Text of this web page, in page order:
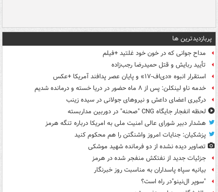
پربازدیدترین ها
مداح جوانی که در خون خود غلتید +فیلم
تأیید ربایش و قتل حمیدرضا رجب‌زاده
استقرار انبوه «دی‌اف‑۱۷» و پایان عصر پدافند آمریکا +عکس
خدمه ناو لینکلن: پس از ۸ ماه حضور در دریا خسته و درمانده‌ شدیم
درگیری اعضای داعش و نیروهای جولانی در سیده زینب
لحظه انفجار جایگاه CNG "صحنه" در دوربین مداربسته
هشدار دبیر شورای عالی امنیت ملی به امریکا درباره تنگه هرمز
پزشکیان: جنایات امروز واشنگتن را هم محکوم کنید
تصاویر دیده‌ نشده از دو فرمانده شهید موشکی
جزئیات جدید از نفتکش منفجر شده در هرمز
بیانیه سپاه پاسداران به مناسبت روز خبرنگار
"سوپر ال‌نینو"در راه است؟